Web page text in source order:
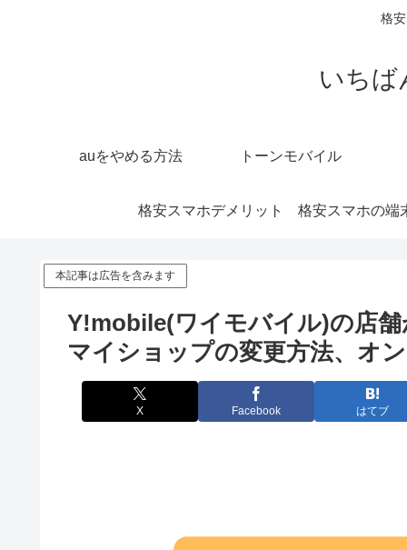
格
いちば
auをやめる方法 トーンモバイル
格安スマホデメリット 格安スマホの端
本記事は広告を含みます
Y!mobile(ワイモバイル)の店
マイショップの変更方法、オ
X Facebook はてブ